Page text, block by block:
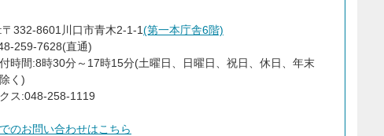
332-8601川口市青木2-1-1(第一本庁舎6階)
259-7628(直通)
時間:8時30分～17時15分(土曜日、日曜日、祝日、休日、年末
く)
ス:048-258-1119
のお問い合わせはこちら